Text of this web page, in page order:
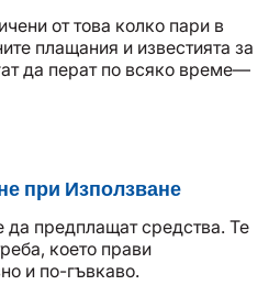
от това колко пари в
плащания и известията за
да перат по всяко време—
при Използване
предплащат средства. Те
което прави
и по-гъвкаво.